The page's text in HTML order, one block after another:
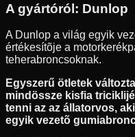
A gyártóról: Dunlop
A Dunlop a világ egyik
értékesítõje a
teherabroncsoknak.
Egyszerű ötletek
mindössze kisfia
tenni az az állatorvos,
egyik vezetõ